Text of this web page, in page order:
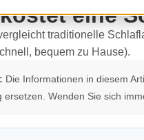
eine
Die Informationen in diesem
ersetzen. Wenden Sie sich